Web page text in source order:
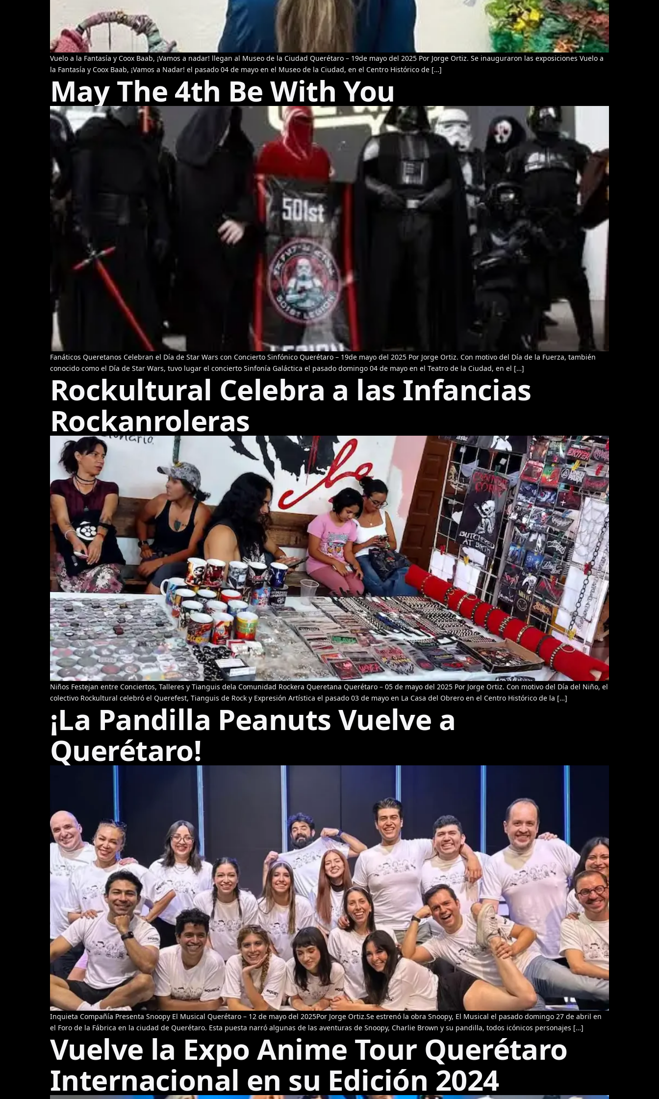
Vuelo a la Fantasía y Coox Baab, ¡Vamos a nadar! llegan al Museo de la Ciudad Querétaro – 19de mayo del 2025 Por Jorge Ortiz. Se inauguraron las exposiciones Vuelo a
la Fantasía y Coox Baab, ¡Vamos a Nadar! el pasado 04 de mayo en el Museo de la Ciudad, en el Centro Histórico de […]
May The 4th Be With You
Fanáticos Queretanos Celebran el Día de Star Wars con Concierto Sinfónico Querétaro – 19de mayo del 2025 Por Jorge Ortiz. Con motivo del Día de la Fuerza, también
conocido como el Día de Star Wars, tuvo lugar el concierto Sinfonía Galáctica el pasado domingo 04 de mayo en el Teatro de la Ciudad, en el […]
Rockultural Celebra a las Infancias
Rockanroleras
Niños Festejan entre Conciertos, Talleres y Tianguis dela Comunidad Rockera Queretana Querétaro – 05 de mayo del 2025 Por Jorge Ortiz. Con motivo del Día del Niño, el
colectivo Rockultural celebró el Querefest, Tianguis de Rock y Expresión Artística el pasado 03 de mayo en La Casa del Obrero en el Centro Histórico de la […]
¡La Pandilla Peanuts Vuelve a
Querétaro!
Inquieta Compañía Presenta Snoopy El Musical Querétaro – 12 de mayo del 2025Por Jorge Ortiz.Se estrenó la obra Snoopy, El Musical el pasado domingo 27 de abril en
el Foro de la Fábrica en la ciudad de Querétaro. Esta puesta narró algunas de las aventuras de Snoopy, Charlie Brown y su pandilla, todos icónicos personajes […]
Vuelve la Expo Anime Tour Querétaro
Internacional en su Edición 2024